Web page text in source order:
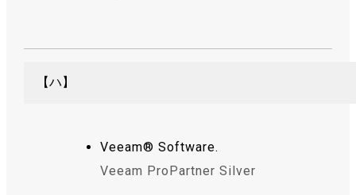
【ハ】
Veeam® Software.
Veeam ProPartner Silver